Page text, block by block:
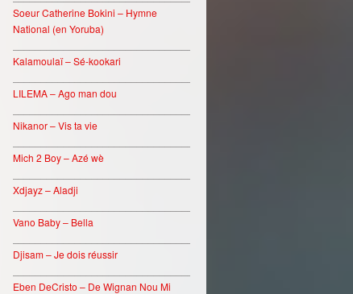
Soeur Catherine Bokini – Hymne
National (en Yoruba)
Kalamoulaï – Sé-kookari
LILEMA – Ago man dou
Nikanor – Vis ta vie
Mich 2 Boy – Azé wè
Xdjayz – Aladji
Vano Baby – Bella
Djisam – Je dois réussir
Eben DeCristo – De Wignan Nou Mi